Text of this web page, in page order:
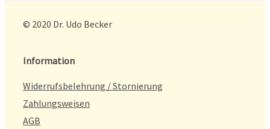
© 2020 Dr. Udo Becker
Information
Widerrufsbelehrung / Stornierung
Zahlungsweisen
AGB